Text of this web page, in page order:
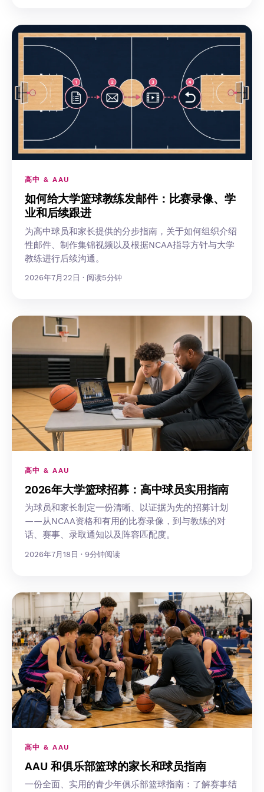
高中 & AAU
如何给大学篮球教练发邮件：比赛录像、学
业和后续跟进
为高中球员和家长提供的分步指南，关于如何组织介绍
性邮件、制作集锦视频以及根据NCAA指导方针与大学
教练进行后续沟通。
2026年7月22日 · 阅读5分钟
高中 & AAU
2026年大学篮球招募：高中球员实用指南
为球员和家长制定一份清晰、以证据为先的招募计划
——从NCAA资格和有用的比赛录像，到与教练的对
话、赛事、录取通知以及阵容匹配度。
2026年7月18日 · 9分钟阅读
高中 & AAU
AAU 和俱乐部篮球的家长和球员指南
一份全面、实用的青少年俱乐部篮球指南：了解赛事结